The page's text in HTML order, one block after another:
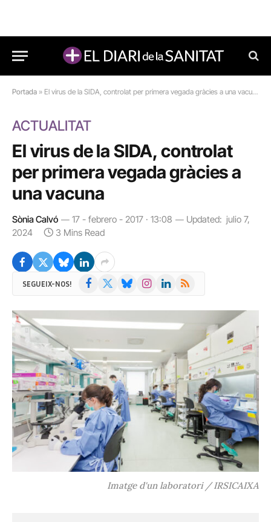
Portada » El virus de la SIDA, controlat per primera vegada gràcies a una vacuna
ACTUALITAT
El virus de la SIDA, controlat
per primera vegada gràcies a
una vacuna
Sònia Calvó 17 - febrero - 2017 · 13:08 Updated: julio 7,
2024
3 Mins Read
SEGUEIX-NOS! Facebook BlueskyInstagramLinkedIn
RSS
Imatge d'un laboratori / IRSICAIXA